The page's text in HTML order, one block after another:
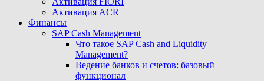
Активация ACR
Финансы
SAP Cash Management
Что такое SAP Cash and Liquidity
Management?
Ведение банков и счетов: базовый
функционал